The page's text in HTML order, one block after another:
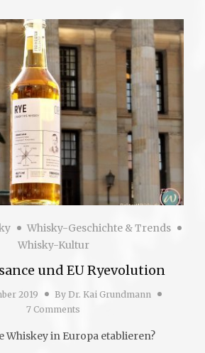
Whisky-Geschichte & Trends
Whisky-Kultur
und EU Ryevolution
2019 By Dr. Kai Grundmann
7 Comments
Whiskey in Europa etablieren?